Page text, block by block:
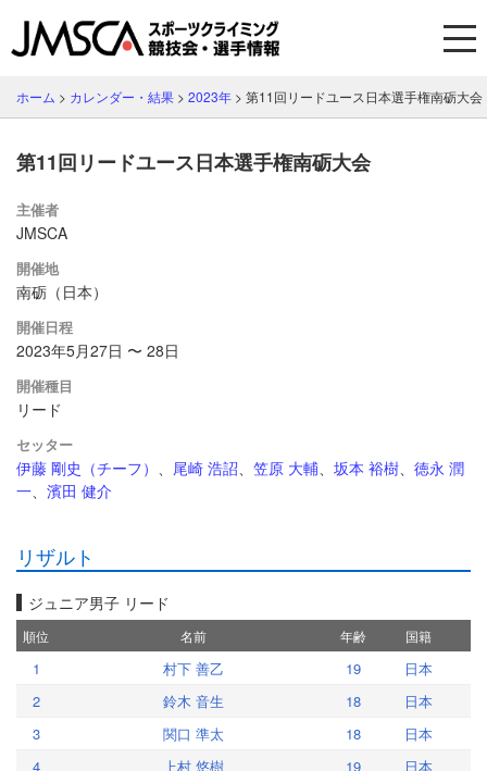
ホーム > カレンダー・結果 > 2023年 > 第11回リードユース日本選手権南砺大会
第11回リードユース日本選手権南砺大会
主催者
JMSCA
開催地
南砺（日本）
開催日程
2023年5月27日 〜 28日
開催種目
リード
セッター
伊藤 剛史（チーフ） 、 尾崎 浩詔、 笠原 大輔、 坂本 裕樹、 徳永 潤
一、 濱田 健介
リザルト
ジュニア男子 リード
順位 名前 年齢 国籍
1 村下 善乙 19
日本
2
鈴木 音生 18
日本
3
関口 準太 18
日本
4
上村 悠樹 19
日本